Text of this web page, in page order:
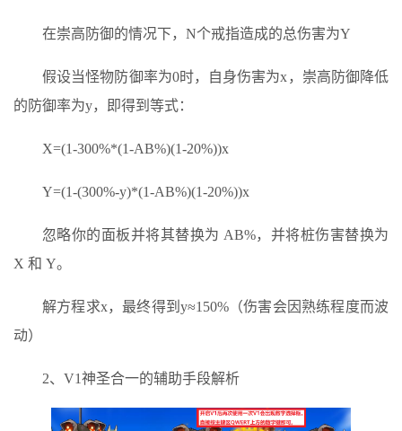
在崇高防御的情况下，N个戒指造成的总伤害为Y
假设当怪物防御率为0时，自身伤害为x，崇高防御降低
的防御率为y，即得到等式：
X=(1-300%*(1-AB%)(1-20%))x
Y=(1-(300%-y)*(1-AB%)(1-20%))x
忽略你的面板并将其替换为 AB%，并将桩伤害替换为
X 和 Y。
解方程求x，最终得到y≈150%（伤害会因熟练程度而波
动）
2、V1神圣合一的辅助手段解析